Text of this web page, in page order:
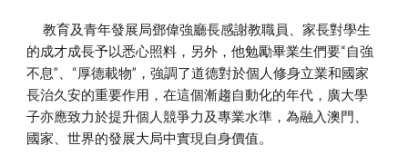
教育及青年發展局鄧偉強廳長感謝教職員、家長對學生
的成才成長予以悉心照料，另外，他勉勵畢業生們要“自強
不息”、“厚德載物”，強調了道德對於個人修身立業和國家
長治久安的重要作用，在這個漸趨自動化的年代，廣大學
子亦應致力於提升個人競爭力及專業水準，為融入澳門、
國家、世界的發展大局中實現自身價值。